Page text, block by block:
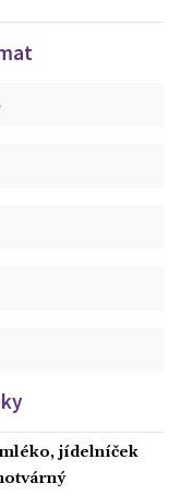
mléko, jídelníček